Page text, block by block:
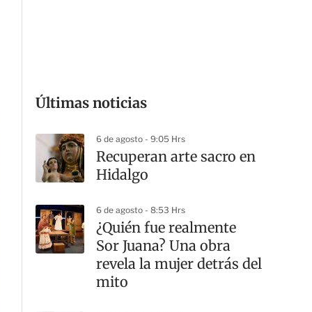
Últimas noticias
6 de agosto - 9:05 Hrs
Recuperan arte sacro en
Hidalgo
6 de agosto - 8:53 Hrs
¿Quién fue realmente
Sor Juana? Una obra
revela la mujer detrás del
mito